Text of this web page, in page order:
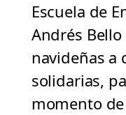
Escuela de
Andrés
navideñas
solidarias,
momento